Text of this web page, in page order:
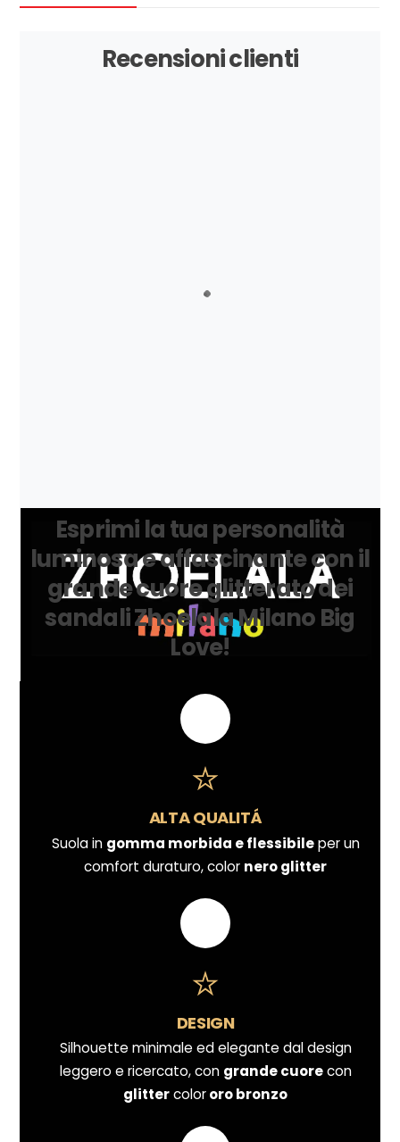
Recensioni clienti
fortuna ora le ho trovate… Comprate per
Esprimi la tua personalità
luminosa e affascinante con il
grande cuoreglitterato dei
sandali Zhoelala Milano Big
Love!
ALTA QUALITÁ
Suola in gomma morbida e flessibileper un
comfort duraturo, color nero glitter
DESIGN
Silhouette minimale ed elegante dal design
leggero e ricercato, con grande cuorecon
glittercolororo bronzo